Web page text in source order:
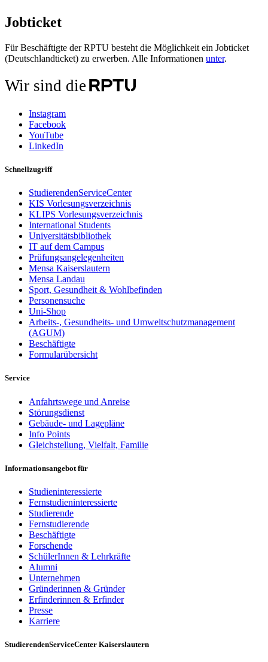
Jobticket
Für Beschäftigte der RPTU besteht die Möglichkeit ein Jobticket
(Deutschlandticket) zu erwerben. Alle Informationen unter.
Wir sind die
Instagram
Facebook
YouTube
LinkedIn
Schnellzugriff
StudierendenServiceCenter
KIS Vorlesungsverzeichnis
KLIPS Vorlesungsverzeichnis
International Students
Universitätsbibliothek
IT auf dem Campus
Prüfungsangelegenheiten
Mensa Kaiserslautern
Mensa Landau
Sport, Gesundheit & Wohlbefinden
Personensuche
Uni-Shop
Arbeits-, Gesundheits- und Umweltschutzmanagement
(AGUM)
Beschäftigte
Formularübersicht
Service
Anfahrtswege und Anreise
Störungsdienst
Gebäude- und Lagepläne
Info Points
Gleichstellung, Vielfalt, Familie
Informationsangebot für
Studieninteressierte
Fernstudieninteressierte
Studierende
Fernstudierende
Beschäftigte
Forschende
SchülerInnen & Lehrkräfte
Alumni
Unternehmen
Gründerinnen & Gründer
Erfinderinnen & Erfinder
Presse
Karriere
StudierendenServiceCenter Kaiserslautern